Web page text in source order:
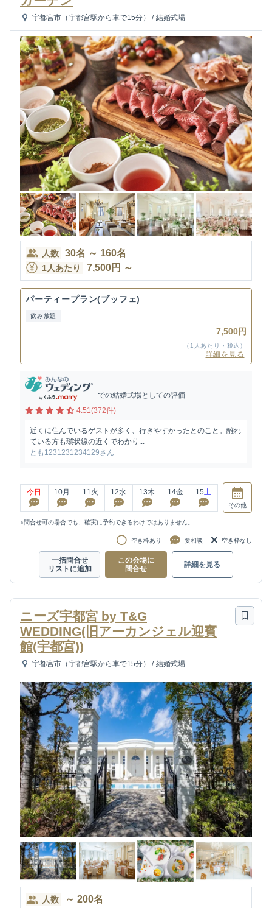
宇都宮市（宇都宮駅から車で15分） / 結婚式場
人数 30名 ～ 160名
1人あたり 7,500円 ～
パーティープラン(ブッフェ)
飲み放題
7,500円
（1人あたり・税込）
詳細を見る
での結婚式場としての評価
4.51(372件)
近くに住んでいるゲストが多く、行きやすかったとのこと。離れ
ている方も環状線の近くでわかり...
とも1231231234129さん
今日 10月 11 火 12水 13木 14金 15土
その他
※問合せ可の場合でも、確実に予約できるわけではありません。
空き枠あり 要相談 空き枠なし
一括問合せ
リストに追加
この会場に
問合せ
詳細を見る
ニーズ宇都宮 by T&G
WEDDING(旧アーカンジェル迎賓
館(宇都宮))
宇都宮市（宇都宮駅から車で15分） / 結婚式場
人数 ～ 200名